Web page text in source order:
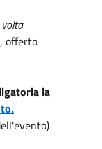
offerto
la